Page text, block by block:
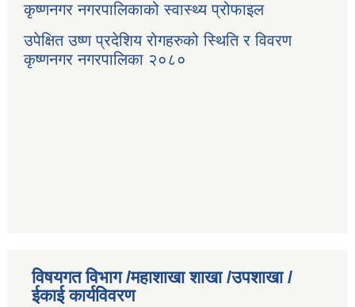
कृष्णनगर नगरपालिकाको स्वास्थ्य प्रोफाइल
उपेक्षित उष्ण प्रदेशिय रोगहरुको स्थिति र विवरण
कृष्णनगर नगरपालिका २०८०
विषयगत विभाग /महाशाखा शाखा /उपशाखा /
ईकाई कार्यविवरण